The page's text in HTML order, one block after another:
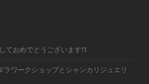
ておめでとうございます!1
ラワークショップとシャンカリジュエリ